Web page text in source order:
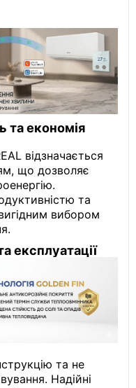
та економія
відзначається
що дозволяє
та
вибором
експлуатації
та не
Надійні